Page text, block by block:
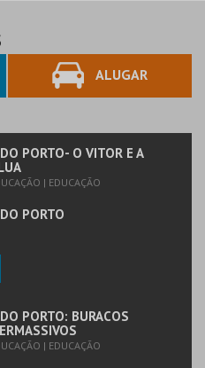
ALUGAR
PORTO- O VITOR E A
| EDUCAÇÃO
PORTO
PORTO: BURACOS
| EDUCAÇÃO